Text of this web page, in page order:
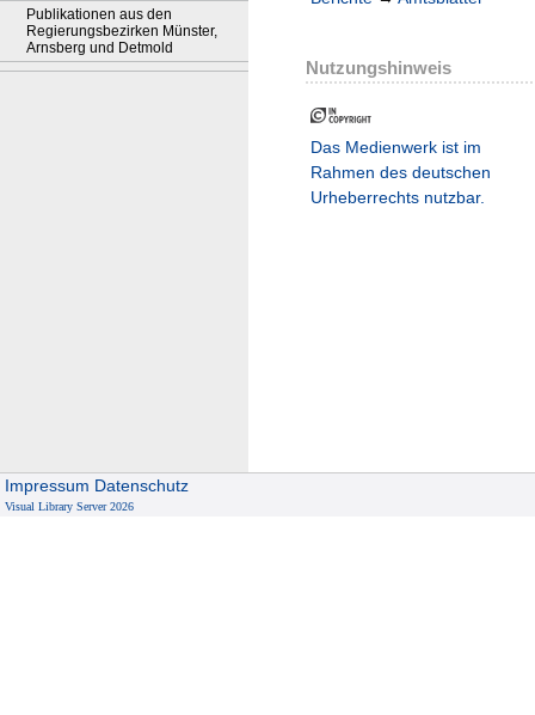
Publikationen aus den
Regierungsbezirken Münster,
Arnsberg und Detmold
Nutzungshinweis
Das Medienwerk ist im
Rahmen des deutschen
Urheberrechts nutzbar.
Impressum Datenschutz
Visual Library Server 2026